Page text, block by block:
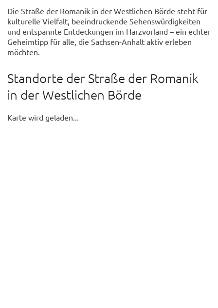
Die Straße der Romanik in der Westlichen Börde steht für
kulturelle Vielfalt, beeindruckende Sehenswürdigkeiten
und entspannte Entdeckungen im Harzvorland – ein echter
Geheimtipp für alle, die Sachsen-Anhalt aktiv erleben
möchten.
Standorte der Straße der Romanik
in der Westlichen Börde
Karte wird geladen...